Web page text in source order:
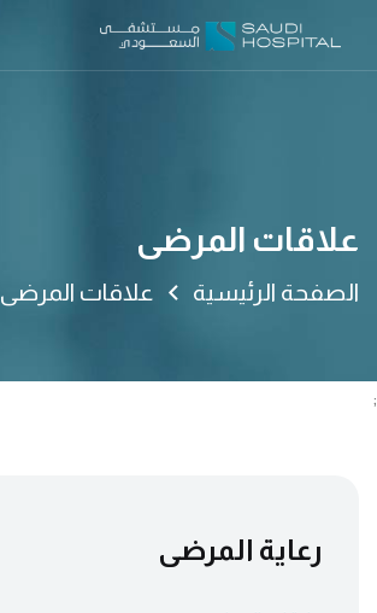
علاقات المرضى
الصفحة الرئيسية علاقات المرضى
;
رعاية المرضى